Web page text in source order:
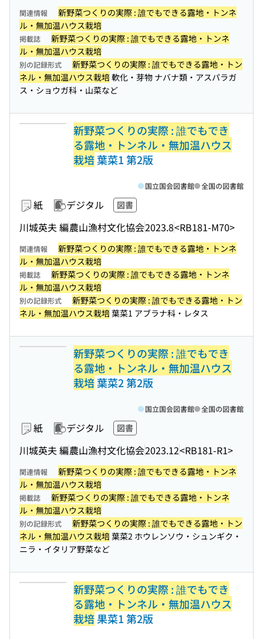
関連情報
新野菜つくりの実際 : 誰でもできる露地・トンネ
ル・無加温ハウス栽培
掲載誌
新野菜つくりの実際 : 誰でもできる露地・トンネ
ル・無加温ハウス栽培
別の記録形式
新野菜つくりの実際 : 誰でもできる露地・トン
ネル・無加温ハウス栽培軟化・芽物 ナバナ類・アスパラガ
ス・ショウガ科・山菜など
新野菜つくりの実際 : 誰でもでき
る露地・トンネル・無加温ハウス
栽培葉菜1 第2版
紙 デジタル 図書
川城英夫 編農山漁村文化協会2023.8<RB181-M70>
国立国会図書館 全国の図書館
関連情報
新野菜つくりの実際 : 誰でもできる露地・トンネ
ル・無加温ハウス栽培
掲載誌
新野菜つくりの実際 : 誰でもできる露地・トンネ
ル・無加温ハウス栽培
別の記録形式
新野菜つくりの実際 : 誰でもできる露地・トン
ネル・無加温ハウス栽培葉菜1 アブラナ科・レタス
新野菜つくりの実際 : 誰でもでき
る露地・トンネル・無加温ハウス
栽培葉菜2 第2版
紙 デジタル 図書
川城英夫 編農山漁村文化協会2023.12<RB181-R1>
国立国会図書館 全国の図書館
関連情報
新野菜つくりの実際 : 誰でもできる露地・トンネ
ル・無加温ハウス栽培
掲載誌
新野菜つくりの実際 : 誰でもできる露地・トンネ
ル・無加温ハウス栽培
別の記録形式
新野菜つくりの実際 : 誰でもできる露地・トン
ネル・無加温ハウス栽培葉菜2 ホウレンソウ・シュンギク・
ニラ・イタリア野菜など
新野菜つくりの実際 : 誰でもでき
る露地・トンネル・無加温ハウス
栽培果菜1 第2版